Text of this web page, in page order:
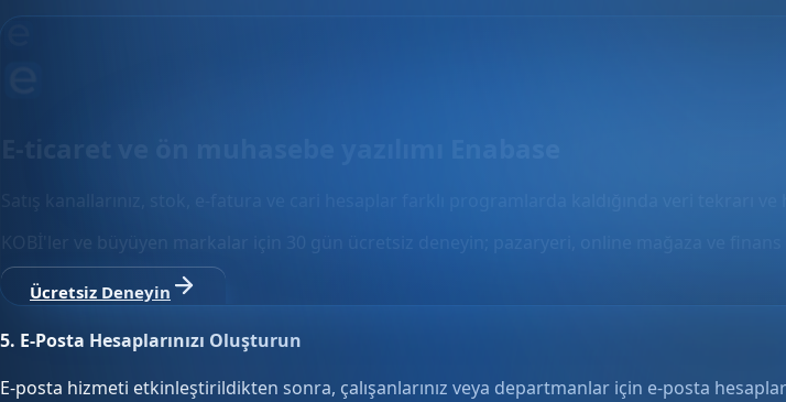
KOBİ'ler ve büyüyen markalar için 30 gün ücretsiz deneyin; pazaryeri, online mağaza ve
Ücretsiz Deneyin
5. E-Posta Hesaplarınızı Oluşturun
E-posta hizmeti etkinleştirildikten sonra, çalışanlarınız veya departmanlar için e-posta